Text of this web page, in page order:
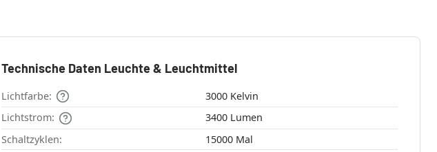
Technische Daten Leuchte & Leuchtmittel
Lichtfarbe:
3000 Kelvin
Lichtstrom:
3400 Lumen
Schaltzyklen:
15000 Mal